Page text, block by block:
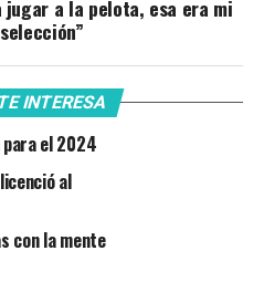
jugar a la pelota, esa era mi
INTERESA
el 2024
al
con la mente